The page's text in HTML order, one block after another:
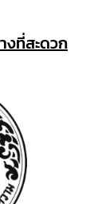
งที่สะดวก